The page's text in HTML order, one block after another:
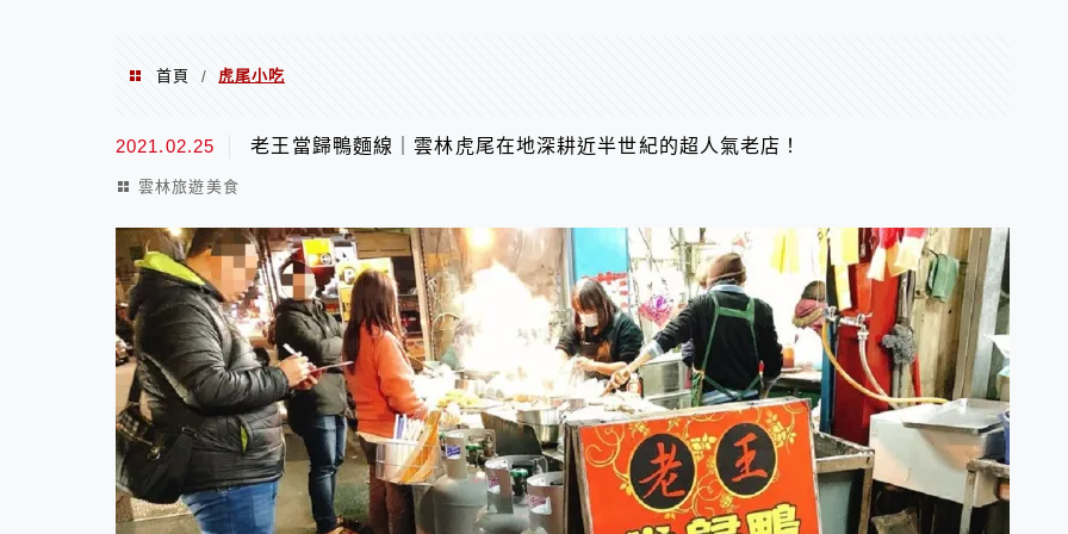
首頁 / 虎尾小吃
虎尾小吃
2021.02.25 老王當歸鴨麵線｜雲林虎尾在地深耕近半世紀的超人氣老店！
雲林旅遊美食